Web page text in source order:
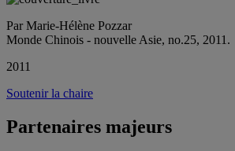
Par Marie-Hélène Pozzar
Monde Chinois - nouvelle Asie, no.25, 2011.
2011
Soutenir la chaire
Partenaires majeurs